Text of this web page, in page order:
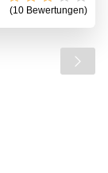
(10 Bewertungen)